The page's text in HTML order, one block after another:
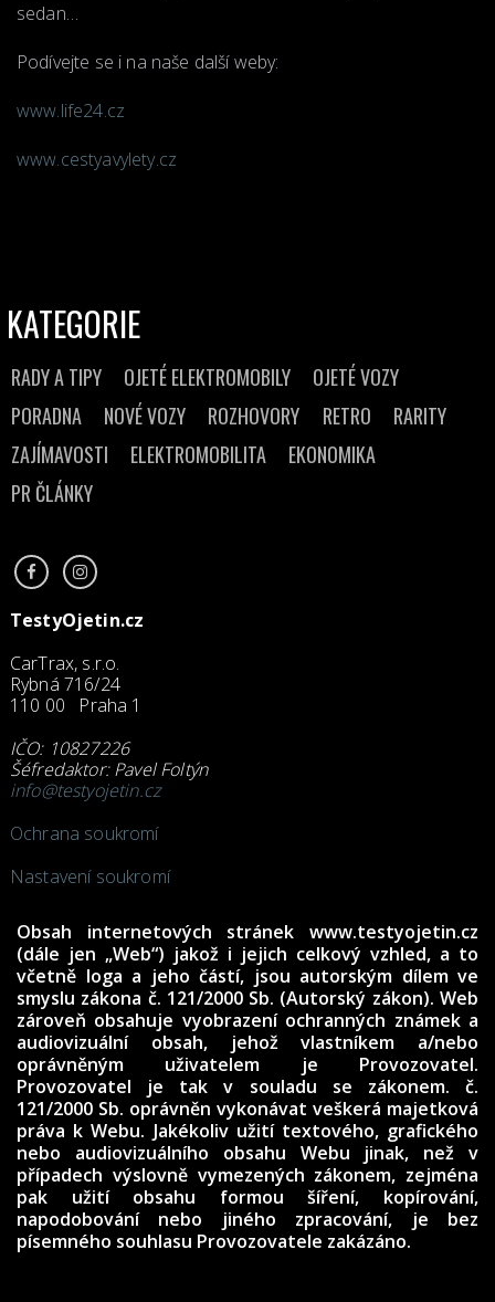
sedan…
Podívejte se i na naše další weby:
www.life24.cz
www.cestyavylety.cz
KATEGORIE
RADY A TIPY OJETÉ ELEKTROMOBILY
OJETÉ VOZY
PORADNA
NOVÉ VOZY ROZHOVORY RETRO
RARITY
ZAJÍMAVOSTI
ELEKTROMOBILITA
EKONOMIKA
PR ČLÁNKY
TestyOjetin.cz
CarTrax, s.r.o.
Rybná 716/24
110 00 Praha 1
IČO: 10827226
Šéfredaktor: Pavel Foltýn
info@testyojetin.cz
Ochrana soukromí
Nastavení soukromí
Obsah internetových stránek www.testyojetin.cz
(dále jen „Web“) jakož i jejich celkový vzhled, a to
včetně loga a jeho částí, jsou autorským dílem ve
smyslu zákona č. 121/2000 Sb. (Autorský zákon). Web
zároveň obsahuje vyobrazení ochranných známek a
audiovizuální obsah, jehož vlastníkem a/nebo
oprávněným uživatelem je Provozovatel.
Provozovatel je tak v souladu se zákonem. č.
121/2000 Sb. oprávněn vykonávat veškerá majetková
práva k Webu. Jakékoliv užití textového, grafického
nebo audiovizuálního obsahu Webu jinak, než v
případech výslovně vymezených zákonem, zejména
pak užití obsahu formou šíření, kopírování,
napodobování nebo jiného zpracování, je bez
písemného souhlasu Provozovatele zakázáno.